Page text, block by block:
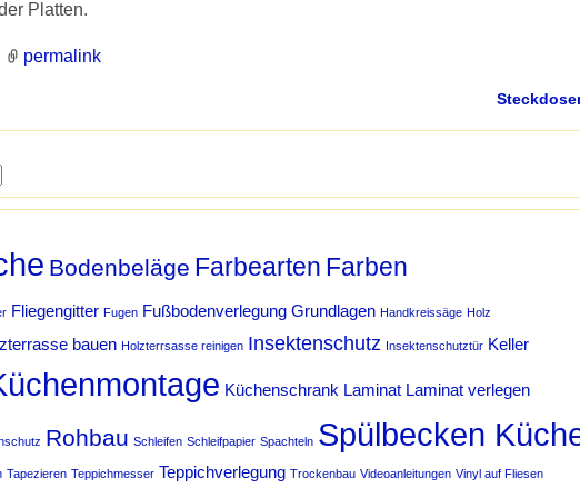
Platten.
permalink
Bodenbeläge Farbearten Farben
Fliegengitter Fugen Fußbodenverlegung Grundlagen Handkreissäge Holz
bauen Holzterrsasse reinigen Insektenschutz Insektenschutztür Keller
Küchenschrank Laminat Laminat verlegen
Rohbau Schleifen Schleifpapier Spachteln Spülbecken
Tapezieren Teppichmesser Teppichverlegung Trockenbau Videoanleitungen Vinyl auf Fliesen